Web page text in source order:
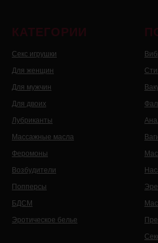
КАТЕГОРИИ
Секс игрушки
Для женщин
Для мужчин
Для двоих
Лубриканты
Массажные масла
Феромоны
Возбудители
Попперсы
БДСМ
Эротическое белье